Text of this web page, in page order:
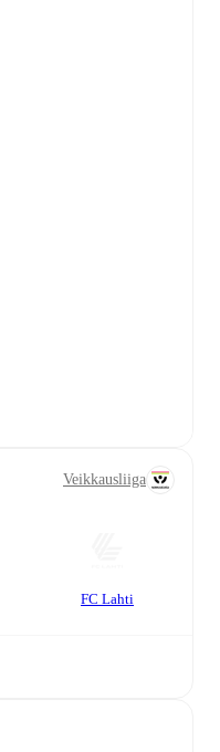
Veikkausliiga
FC Lahti